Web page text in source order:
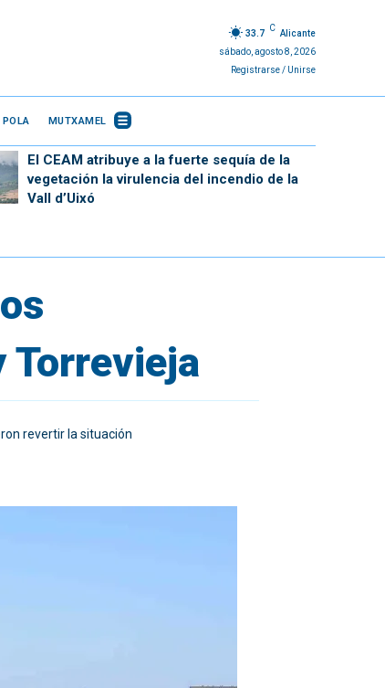
33.7
C
Alicante
sábado, agosto 8, 2026
Registrarse / Unirse
POLA MUTXAMEL
El CEAM atribuye a la fuerte sequía de la
vegetación la virulencia del incendio de la
Vall d’Uixó
Torrevieja
revertir la situación